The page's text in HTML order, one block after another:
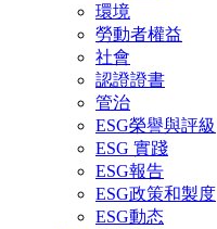
環境
勞動者權益
社會
認證證書
管治
ESG榮譽與評級
ESG 實踐
ESG報告
ESG政策和製度
ESG動态